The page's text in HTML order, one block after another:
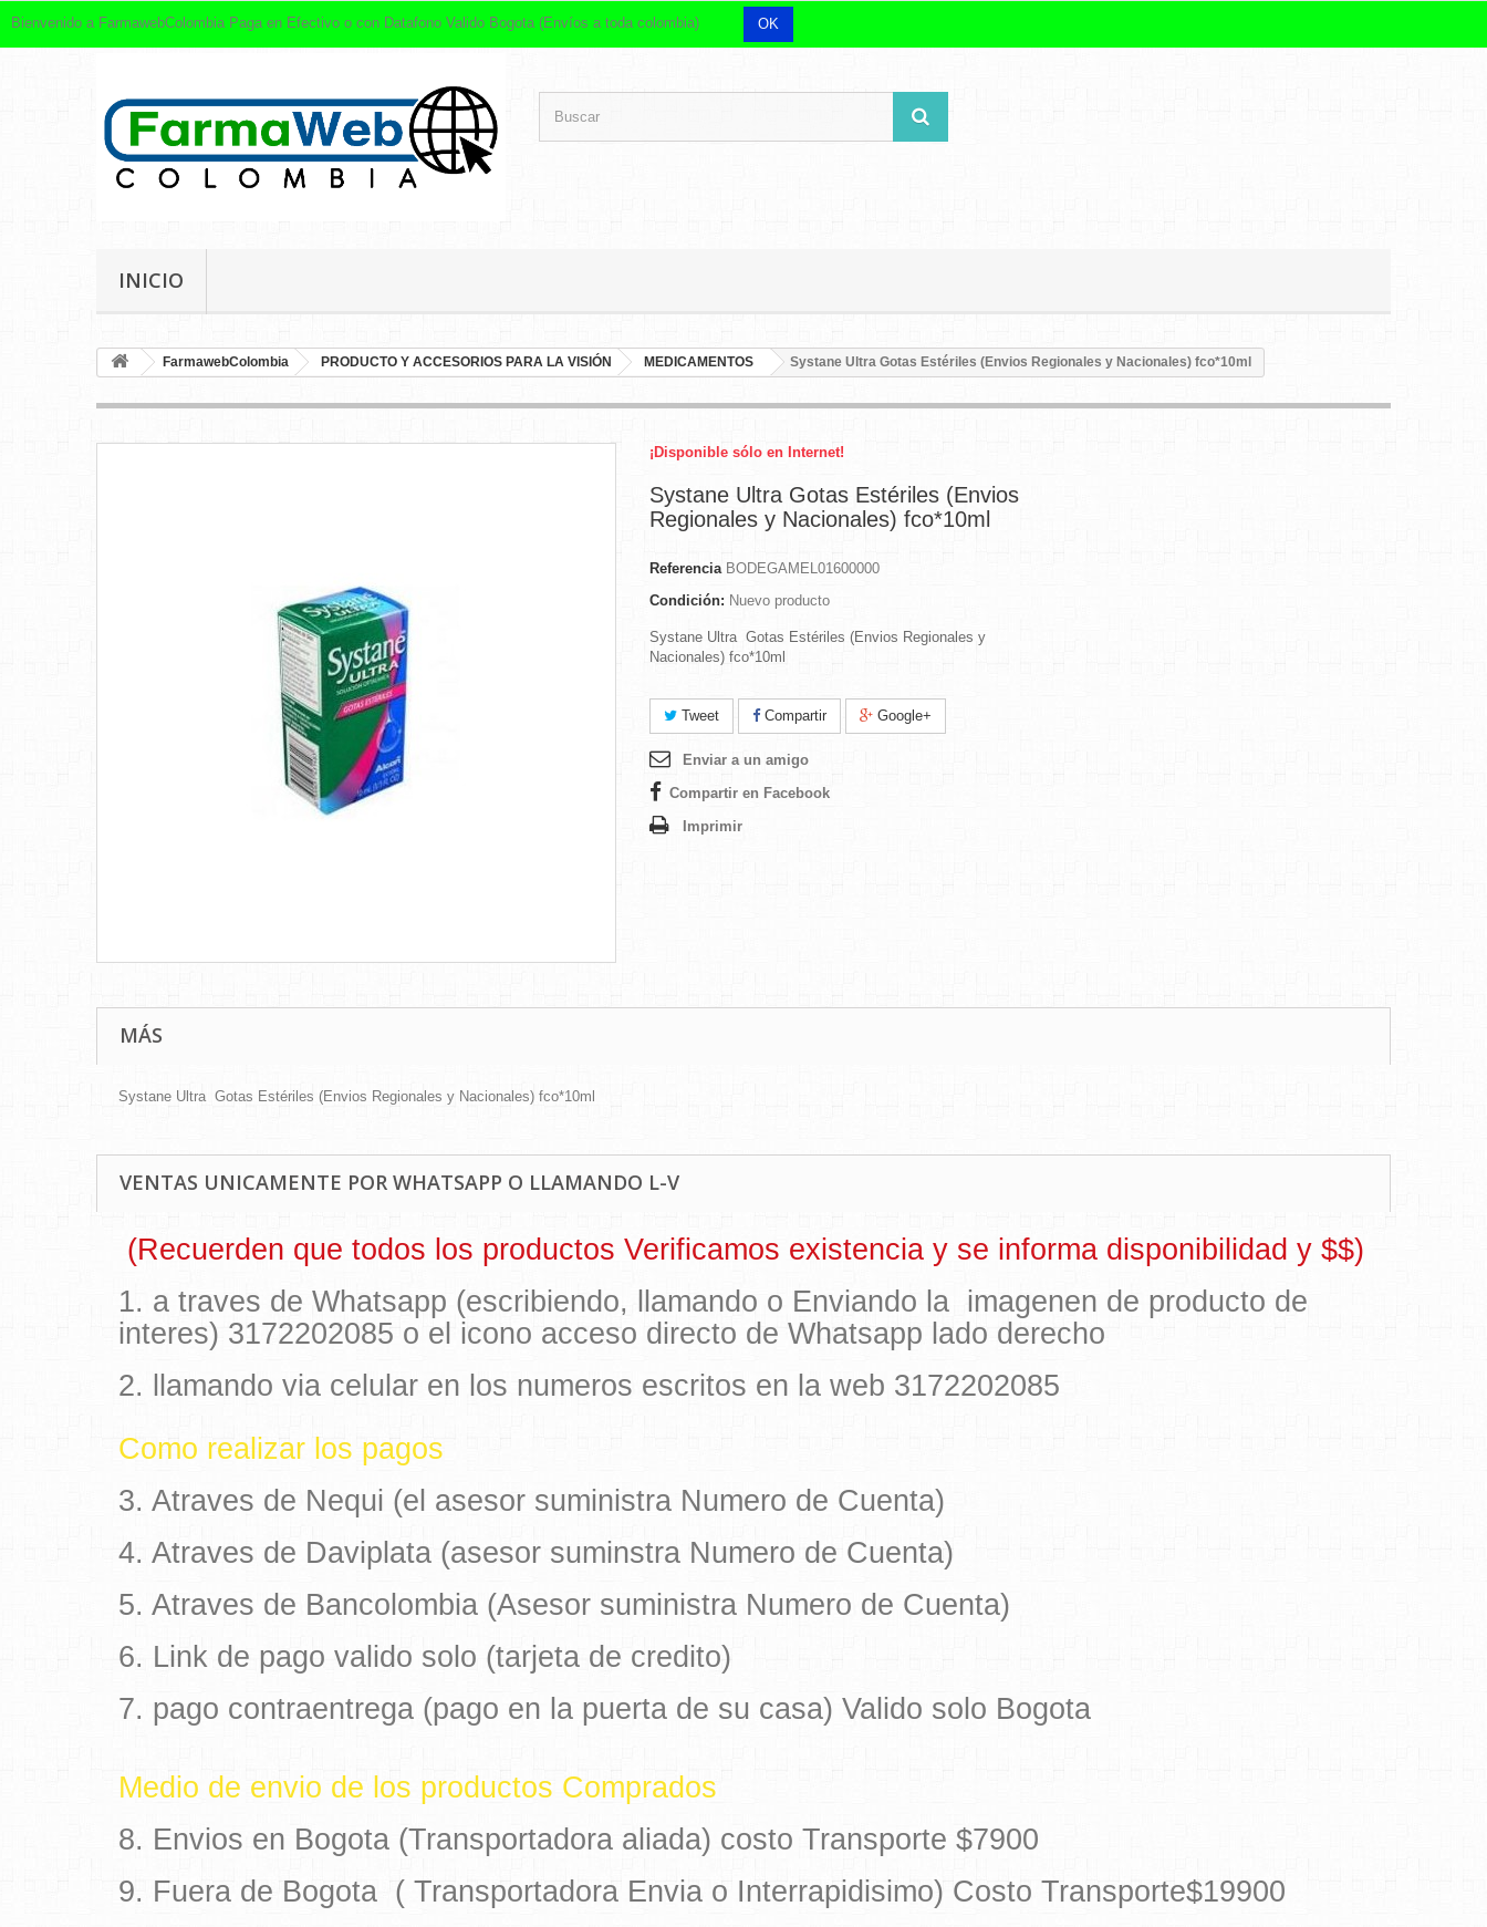
INICIO
FarmawebColombia PRODUCTO Y ACCESORIOS PARA LA VISIÓN MEDICAMENTOS Systane Ultra Gotas Estériles (Envios Regionales y Nacionales) fco*10ml
¡Disponible sólo en Internet!
Systane Ultra Gotas Estériles (Envios
Regionales y Nacionales) fco*10ml
Referencia BODEGAMEL01600000
Condición: Nuevo producto
Systane Ultra Gotas Estériles (Envios Regionales y
Nacionales) fco*10ml
Tweet Compartir Google+
Enviar a un amigo
Compartir en Facebook
Imprimir
MÁS
Systane Ultra Gotas Estériles (Envios Regionales y Nacionales) fco*10ml
VENTAS UNICAMENTE POR WHATSAPP O LLAMANDO L-V
(Recuerden que todos los productos Verificamos existencia y se informa disponibilidad y $$)
1. a traves de Whatsapp (escribiendo, llamando o Enviando la imagenen de producto de
interes) 3172202085 o el icono acceso directo de Whatsapp lado derecho
2. llamando via celular en los numeros escritos en la web 3172202085
Como realizar los pagos
3. Atraves de Nequi (el asesor suministra Numero de Cuenta)
4. Atraves de Daviplata (asesor suminstra Numero de Cuenta)
5. Atraves de Bancolombia (Asesor suministra Numero de Cuenta)
6. Link de pago valido solo (tarjeta de credito)
7. pago contraentrega (pago en la puerta de su casa) Valido solo Bogota
Medio de envio de los productos Comprados
8. Envios en Bogota (Transportadora aliada) costo Transporte $7900
9. Fuera de Bogota ( Transportadora Envia o Interrapidisimo) Costo Transporte$19900
Bienvenido a FarmawebColombia Paga en Efectivo o con Datafono Valido Bogota (Envíos a toda colombia) OK